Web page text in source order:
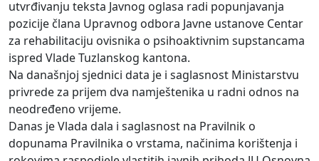
utvrđivanju teksta Javnog oglasa radi popunjavanja
pozicije člana Upravnog odbora Javne ustanove Centar
za rehabilitaciju ovisnika o psihoaktivnim supstancama
ispred Vlade Tuzlanskog kantona.
Na današnjoj sjednici data je i saglasnost Ministarstvu
privrede za prijem dva namještenika u radni odnos na
neodređeno vrijeme.
Danas je Vlada dala i saglasnost na Pravilnik o
dopunama Pravilnika o vrstama, načinima korištenja i